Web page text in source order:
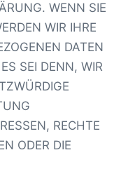
WENN SIE
WIR IHRE
DATEN
SEI DENN, WIR
RECHTE
ODER DIE